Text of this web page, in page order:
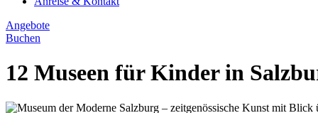
Angebote
Buchen
12 Museen für Kinder in